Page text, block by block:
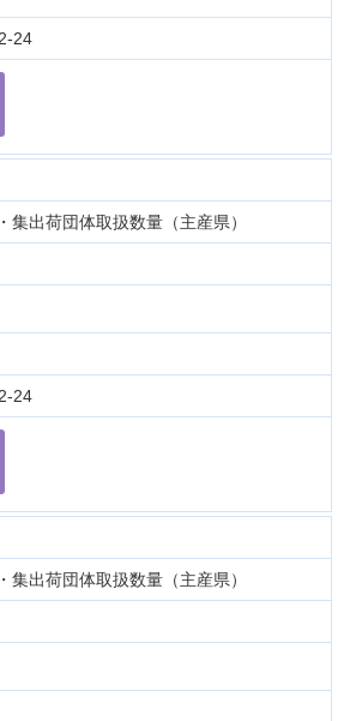
24
集出荷団体取扱数量（主産県）
24
集出荷団体取扱数量（主産県）